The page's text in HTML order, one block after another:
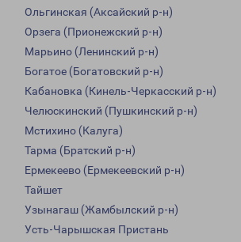
Ольгинская (Аксайский р-н)
Орзега (Прионежский р-н)
Марьино (Ленинский р-н)
Богатое (Богатовский р-н)
Кабановка (Кинель-Черкасский р-н)
Челюскинский (Пушкинский р-н)
Мстихино (Калуга)
Тарма (Братский р-н)
Ермекеево (Ермекеевский р-н)
Тайшет
Узынагаш (Жамбылский р-н)
Усть-Чарышская Пристань